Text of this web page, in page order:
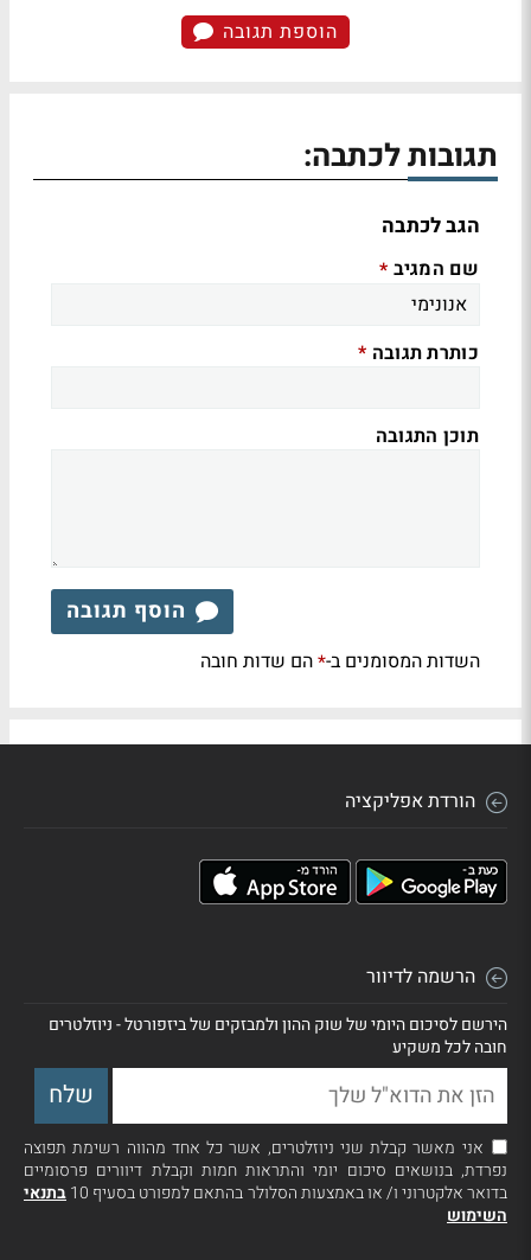
הוספת תגובה
תגובות לכתבה:
הגב לכתבה
שם המגיב *
כותרת תגובה *
תוכן התגובה
הוסף תגובה
השדות המסומנים ב-*הם שדות חובה
הורדת אפליקציה
הרשמה לדיוור
הירשם לסיכום היומי של שוק ההון ולמבזקים של ביזפורטל - ניוזלטרים
חובה לכל משקיע
אני מאשר קבלת שני ניוזלטרים, אשר כל אחד מהווה רשימת תפוצה
נפרדת, בנושאים סיכום יומי והתראות חמות וקבלת דיוורים פרסומיים
בדואר אלקטרוני ו/ או באמצעות הסלולר בהתאם למפורט בסעיף 10
בתנאי
השימוש